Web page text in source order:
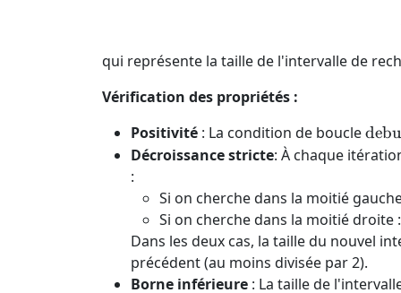
qui représente la taille de l'intervalle de
Vérification des propriétés :
Positivité : La condition de boucle
\le
Décroissance stricte: À chaque
:
Si on cherche dans la moitié
Si on cherche dans la moitié droite :
Dans les deux cas, la taille du nouvel
précédent (au moins divisée par 2).
Borne inférieure : La taille de